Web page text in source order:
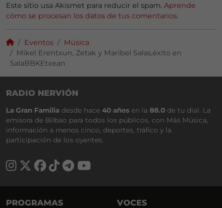
Este sitio usa Akismet para reducir el spam. Aprende
cómo se procesan los datos de tus comentarios.
Eventos
Música
Mikel Erentxun, Zetak y Maribel Salas,éxito en
SalaBBKEtxean
RADIO NERVIÓN
La Gran Familia desde hace 40 años en la 88.0 de tu dial. La
emisora de Bilbao para todos los públicos, con Más Música,
información a menos cinco, deportes, tráfico y la
participación de los oyentes.
PROGRAMAS VOCES